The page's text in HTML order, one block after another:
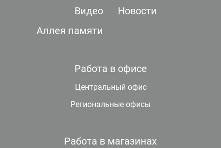
Видео
Новости
Аллея памяти
Работа в офисе
Центральный офис
Региональные офисы
Работа в магазинах